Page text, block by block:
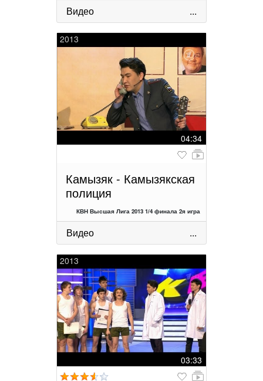
Видео ...
2013
04:34
Камызяк - Камызякская
полиция
КВН Высшая Лига 2013 1/4 финала 2я игра
Видео ...
2013
03:33